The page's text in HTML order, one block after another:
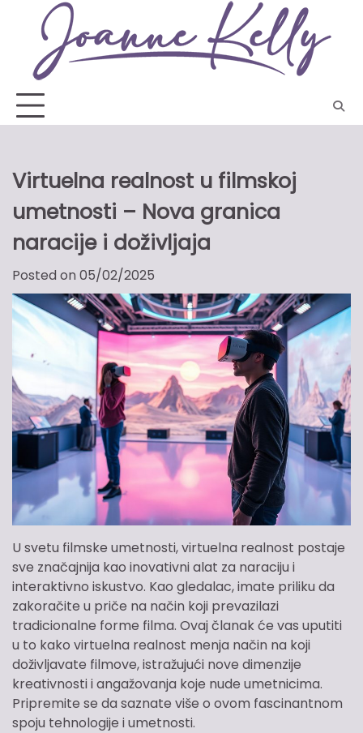
content
Virtuelna realnost u filmskoj
umetnosti – Nova granica
naracije i doživljaja
Posted on 05/02/2025
U svetu filmske umetnosti, virtuelna realnost postaje
sve značajnija kao inovativni alat za naraciju i
interaktivno iskustvo. Kao gledalac, imate priliku da
zakoračite u priče na način koji prevazilazi
tradicionalne forme filma. Ovaj članak će vas uputiti
u to kako virtuelna realnost menja način na koji
doživljavate filmove, istražujući nove dimenzije
kreativnosti i angažovanja koje nude umetnicima.
Pripremite se da saznate više o ovom fascinantnom
spoju tehnologije i umetnosti.